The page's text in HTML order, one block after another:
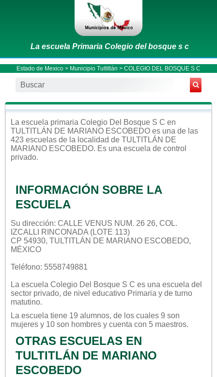
La escuela Primaria Colegio del bosque s c
Estado de Mexico > Municipio Tultitlán > COLEGIO DEL BOSQUE S C
La escuela primaria Colegio Del Bosque S C en
TULTITLÁN DE MARIANO ESCOBEDO es una de las
423 escuelas de la localidad de TULTITLÁN DE
MARIANO ESCOBEDO. Es una escuela de control
privado.
INFORMACIÓN SOBRE LA
ESCUELA
Su dirección: CALLE VENUS NUM. 26 26, COL.
IZCALLI RINCONADA (LOTE 113)
CP 54930, TULTITLÁN DE MARIANO ESCOBEDO,
MÉXICO
Teléfono: 5558749881
La escuela Colegio Del Bosque S C es una escuela del
sector privado, de nivel educativo Primaria y de turno
matutino.
La escuela tiene 19 alumnos, de los cuales 9 son
mujeres y 10 son hombres y cuenta con 5 maestros.
OTRAS ESCUELAS EN
TULTITLÁN DE MARIANO
ESCOBEDO